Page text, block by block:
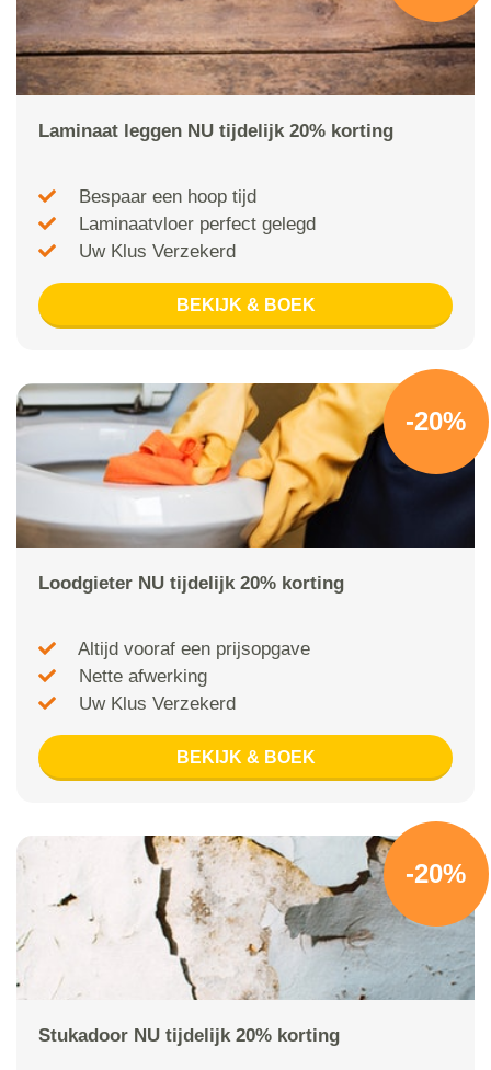
Laminaat leggen NU tijdelijk 20% korting
Bespaar een hoop tijd
Laminaatvloer perfect gelegd
Uw Klus Verzekerd
BEKIJK & BOEK
-20%
Loodgieter NU tijdelijk 20% korting
Altijd vooraf een prijsopgave
Nette afwerking
Uw Klus Verzekerd
BEKIJK & BOEK
-20%
Stukadoor NU tijdelijk 20% korting